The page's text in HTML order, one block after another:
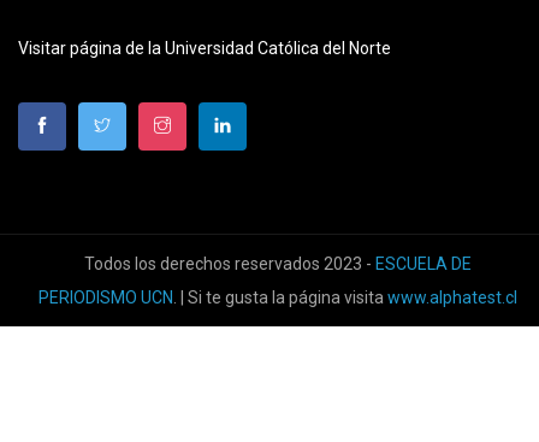
Visitar página de la Universidad Católica del Norte
Todos los derechos reservados 2023 - ESCUELA DE
PERIODISMO UCN. | Si te gusta la página visitawww.alphatest.cl